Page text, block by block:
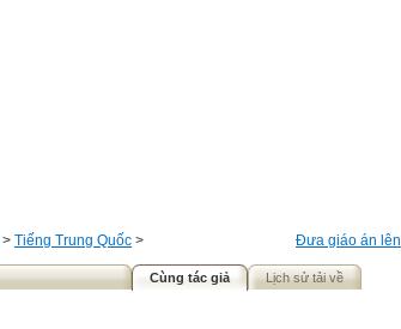
Đưa giáo án lên
> Tiếng Trung Quốc >
Cùng tác giả Lịch sử tải về